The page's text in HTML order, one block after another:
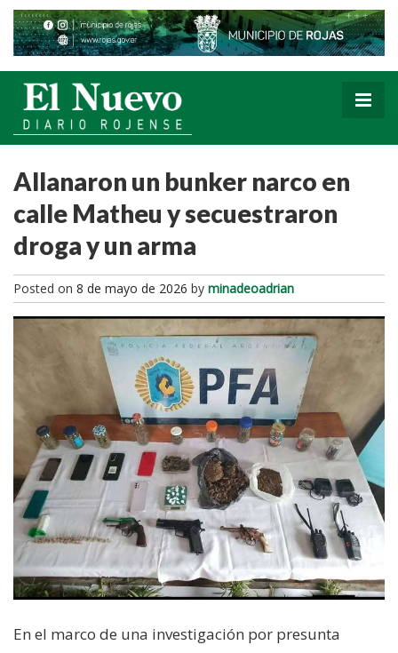
Allanaron un bunker narco en
calle Matheu y secuestraron
droga y un arma
Posted on 8 de mayo de 2026 by minadeoadrian
En el marco de una investigación por presunta